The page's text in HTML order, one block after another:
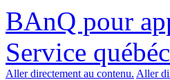
BAnQ pour
Service
Aller directement au contenu. Aller